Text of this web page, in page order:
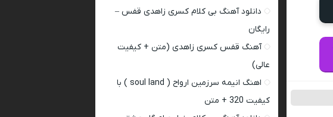
دانلود آهنگ بی کلام کسری زاهدی قفس –
رایگان
آهنگ قفس کسری زاهدی (متن + کیفیت
عالی)
اهنگ انیمه سرزمین ارواح ( soul land ) با
کیفیت 320 + متن